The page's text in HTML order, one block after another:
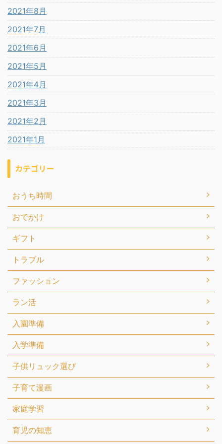
2021年8月
2021年7月
2021年6月
2021年5月
2021年4月
2021年3月
2021年2月
2021年1月
カテゴリー
おうち時間
おでかけ
ギフト
トラブル
ファッション
ラン活
入園準備
入学準備
子供リュック選び
子育て漫画
家庭学習
育児の知恵